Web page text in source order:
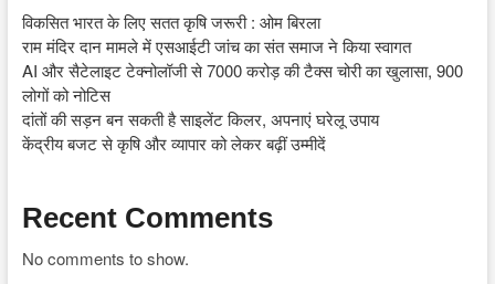
विकसित भारत के लिए सतत कृषि जरूरी : ओम बिरला
राम मंदिर दान मामले में एसआईटी जांच का संत समाज ने किया स्वागत
AI और सैटेलाइट टेक्नोलॉजी से 7000 करोड़ की टैक्स चोरी का खुलासा, 900
लोगों को नोटिस
दांतों की सड़न बन सकती है साइलेंट किलर, अपनाएं घरेलू उपाय
केंद्रीय बजट से कृषि और व्यापार को लेकर बढ़ीं उम्मीदें
Recent Comments
No comments to show.